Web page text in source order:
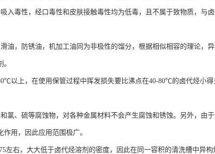
入毒性，经口毒性和皮肤接触毒性均为低毒，且不属于致物质，与
油，防锈油，机加工油同为非极性的馏分，根据相似相容的理论，
以上，在使用保管过程中挥发损失要比沸点在40-80℃的卤代烃小得
氯、硫等腐蚀物，对各种金属材料不会产生腐蚀和锈蚀。另外，由
用，因此应用范围极广。
左右，大大低于卤代烃溶剂的密度，因此在同一容积的清洗槽中异